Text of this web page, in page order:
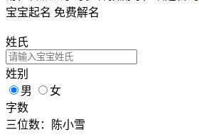
宝宝起名 免费解名
姓氏
姓别
男
女
字数
三位数：陈小雪